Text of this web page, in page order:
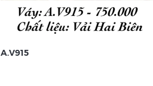
A.V915